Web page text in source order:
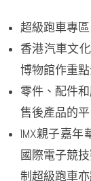
超級跑車專
香港汽車文
博物館作重點
零件、配件
售後產品的平
IMX親子嘉年
國際電子競
制超級跑車亦